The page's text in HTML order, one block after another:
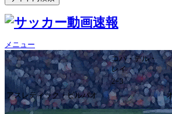
メニュー
コパ・デル・
レイ
2ｰ3
アスレティック・ビルバオ